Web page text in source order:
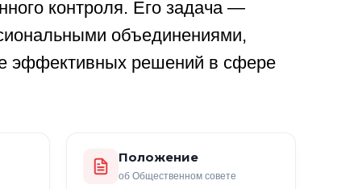
контроля. Его задача —
объединениями,
эффективных решений в сфере
Положение
об Общественном совете